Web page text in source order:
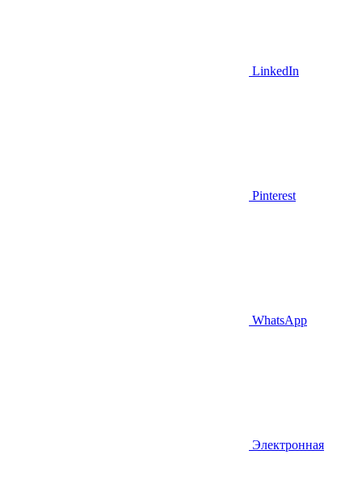
LinkedIn
Pinterest
WhatsApp
Электронная